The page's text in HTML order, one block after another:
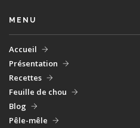
MENU
Accueil
Présentation
Recettes
Feuille de chou
Blog
Pêle-mêle